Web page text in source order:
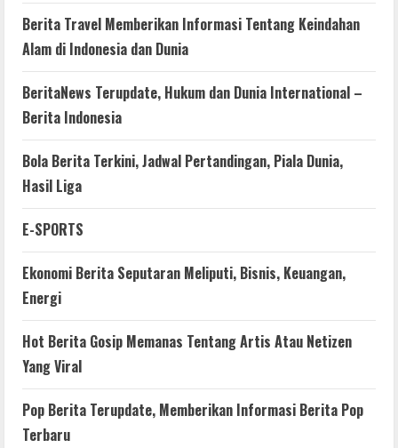
Berita Travel Memberikan Informasi Tentang Keindahan
Alam di Indonesia dan Dunia
BeritaNews Terupdate, Hukum dan Dunia International –
Berita Indonesia
Bola Berita Terkini, Jadwal Pertandingan, Piala Dunia,
Hasil Liga
E-SPORTS
Ekonomi Berita Seputaran Meliputi, Bisnis, Keuangan,
Energi
Hot Berita Gosip Memanas Tentang Artis Atau Netizen
Yang Viral
Pop Berita Terupdate, Memberikan Informasi Berita Pop
Terbaru